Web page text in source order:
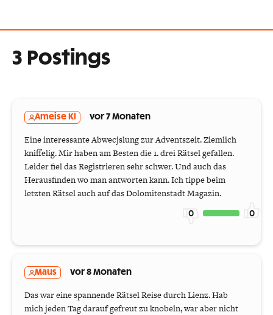
3 Postings
Ameise Kl vor 7 Monaten
Eine interessante Abwecjslung zur Adventszeit. Ziemlich
kniffelig. Mir haben am Besten die 1. drei Rätsel gefallen.
Leider fiel das Registrieren sehr schwer. Und auch das
Herausfinden wo man antworten kann. Ich tippe beim
letzten Rätsel auch auf das Dolomitenstadt Magazin.
0 0
Maus vor 8 Monaten
Das war eine spannende Rätsel Reise durch Lienz. Hab
mich jeden Tag darauf gefreut zu knobeln, war aber nicht